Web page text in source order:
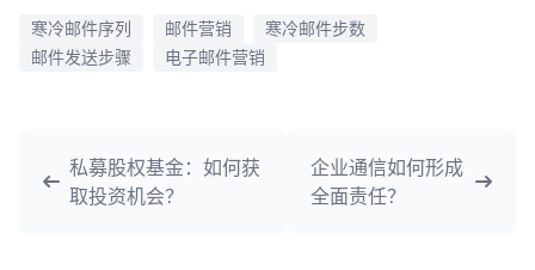
寒冷邮件序列 邮件营销
寒冷邮件步数
邮件发送步骤
电子邮件营销
私募股权基金：如何获
取投资机会？
企业通信如何形成
全面责任？